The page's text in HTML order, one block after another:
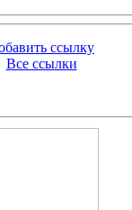
ссылку
Все ссылки